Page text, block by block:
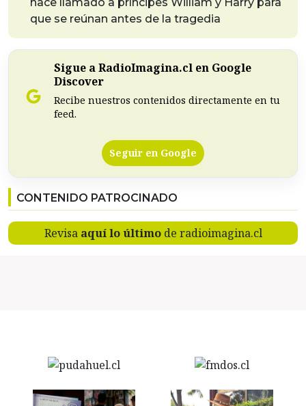
que se reúnan antes de la tragedia
Sigue a RadioImagina.cl en Google
Discover
Recibe nuestros contenidos directamente en tu
feed.
Seguir en Google
CONTENIDO PATROCINADO
Revisa aquí lo últimode radioimagina.cl